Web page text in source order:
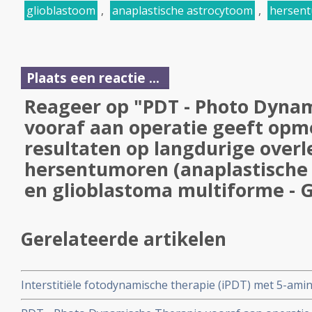
glioblastoom , anaplastische astrocytoom ,
Plaats een reactie ...
Reageer op "PDT - Photo
vooraf aan operatie geeft
resultaten op langdurige
hersentumoren
en glioblastoma multiforme -
Gerelateerde artikelen
Interstitiële fotodynamische therapie (iPDT) met 5-
standaard behandeling geeft bij operabele